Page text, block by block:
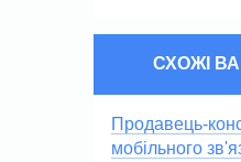
СХОЖІ
Продавець-
мобільного